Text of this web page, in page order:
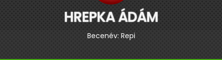
HREPKA ÁDÁM
Becenév: Repi